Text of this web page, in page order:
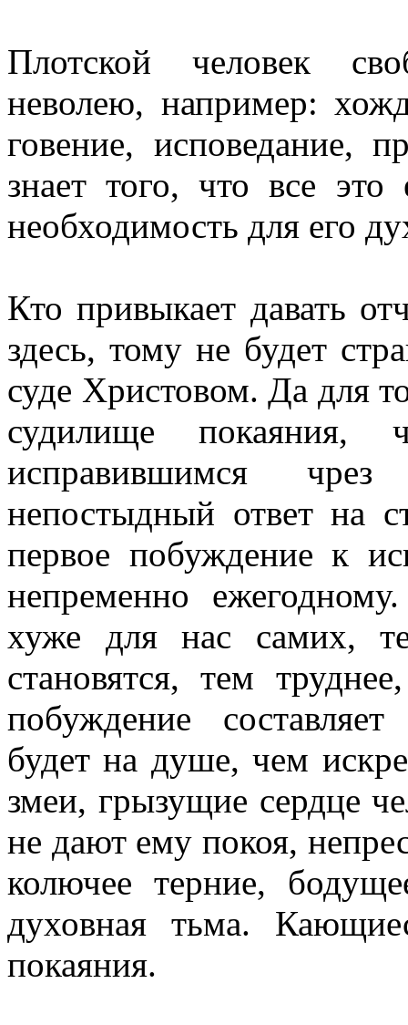
Плотской человек
неволею, например:
говение, исповедание,
знает того, что все это
необходимость для его
Кто привыкает давать
здесь, тому не будет
суде Христовом. Да для
судилище
исправившимся
непостыдный ответ на
первое побуждение к
непременно
хуже для нас самих,
становятся, тем
побуждение
будет на душе, чем
змеи, грызущие сердце
не дают ему покоя,
колючее терние,
духовная тьма.
покаяния.